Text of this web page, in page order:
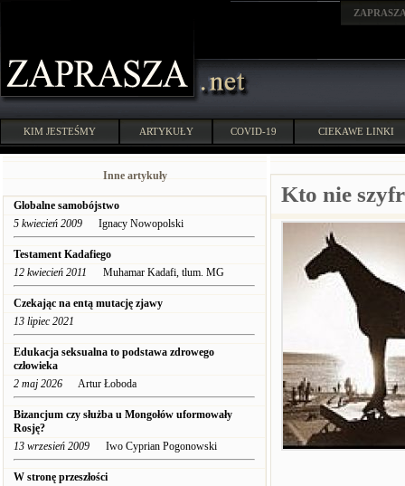
KIM JESTEŚMY ARTYKUŁY COVID-19 CIEKAWE LINKI
Inne artykuły
Globalne samobójstwo
5 kwiecień 2009 Ignacy Nowopolski
Testament Kadafiego
12 kwiecień 2011 Muhamar Kadafi, tlum. MG
Czekając na entą mutację zjawy
13 lipiec 2021
Edukacja seksualna to podstawa zdrowego
człowieka
2 maj 2026 Artur Łoboda
Bizancjum czy służba u Mongołów uformowały
Rosję?
13 wrzesień 2009 Iwo Cyprian Pogonowski
W stronę przeszłości
Kto nie